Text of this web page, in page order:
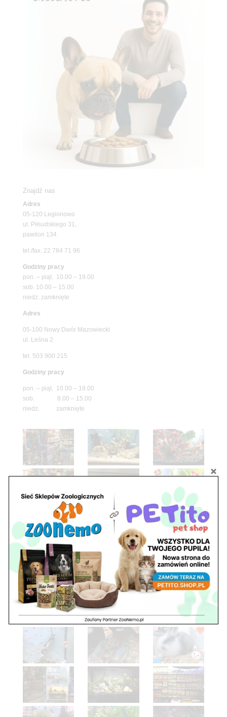
Znajdź nas
Adres
05-120 Legionowo
ul. Piłsudskiego 31,
pawilon 134
tel./fax. 22 784 71 96
Godziny pracy
pon. – piąt. 10.00 – 19.00
sob. 10.00 – 15.00
niedz. zamknięte
Adres
05-100 Nowy Dwór Mazowiecki
ul. Leśna 2
tel. 503 900 215
Godziny pracy
pon. – piąt. 10.00 – 19.00
sob. 8.00 – 15.00
niedz. zamknięte